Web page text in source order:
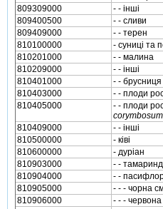
809309000
- - iншi
809400500
- - сливи
809409000
- - терен
810100000
- суницi та
810201000
- - малина
810209000
- - iншi
810401000
- -
810403000
- - плоди
810405000
- - плоди
corymbosum
810409000
- - iншi
810500000
- кiвi
810600000
- дурiан
810903000
- -
810904000
- -
810905000
- - - чорна
810906000
- - -